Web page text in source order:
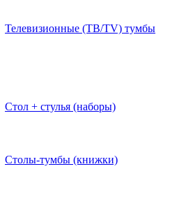
Телевизионные (ТВ/TV) тумбы
Стол + стулья (наборы)
Столы-тумбы (книжки)